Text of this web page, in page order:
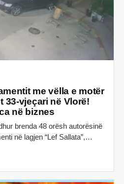
me vëlla e motër
33-vjeçari në Vlorë!
në biznes
brenda 48 orësh autorësinë
në lagjen “Lef Sallata”,…